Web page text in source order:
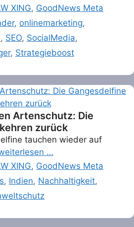
XING, GoodNews Meta
, onlinemarketing,
, SEO, SocialMedia,
, Strategieboost
Artenschutz: Die
zurück
tauchen wieder auf
…
XING, GoodNews Meta
, Indien, Nachhaltigkeit,